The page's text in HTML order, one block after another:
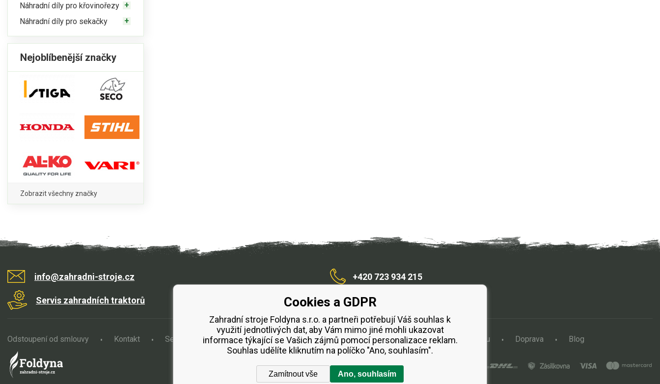
Náhradní díly pro křovinořezy
Náhradní díly pro sekačky
Nejoblíbenější značky
Zobrazit všechny značky
info@zahradni-stroje.cz
Servis zahradních traktorů /zahradnístroje
+420 723 934 215
Odstoupení od smlouvy Kontakt Servis Obchodní podmínky Splátkový prodej ESSOX Půjčovna vertikutátoru Doprava Blog
Cookies a GDPR
Zahradní stroje Foldyna s.r.o. a partneři potřebují Váš souhlas k
využití jednotlivých dat, aby Vám mimo jiné mohli ukazovat
informace týkající se Vašich zájmů pomocí personalizace reklam.
Souhlas udělíte kliknutím na políčko "Ano, souhlasím".
Zamítnout vše Ano, souhlasím